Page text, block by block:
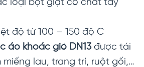
loại bột giặt có chất tẩy
độ từ 100 – 150 độ C
áo khoác gió DN13 được tái
miếng lau, trang trí, ruột gối,…